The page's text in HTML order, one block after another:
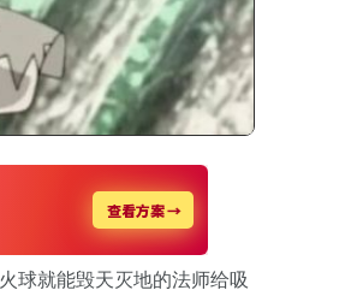
球就能毁天灭地的法师给吸